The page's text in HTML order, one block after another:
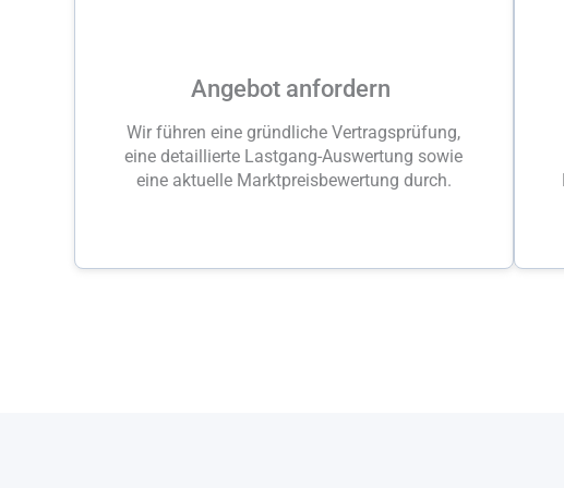
Angebot anfordern
Wir führen eine gründliche Vertragsprüfung,
eine detaillierte Lastgang-Auswertung sowie
eine aktuelle Marktpreisbewertung durch.